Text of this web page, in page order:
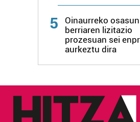
5
Oinaurreko
berriaren lizitazio
prozesuan sei
aurkeztu dira